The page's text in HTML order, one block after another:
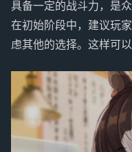
具备一定的战斗力，是
在初始阶段中，建议玩
虑其他的选择。这样可